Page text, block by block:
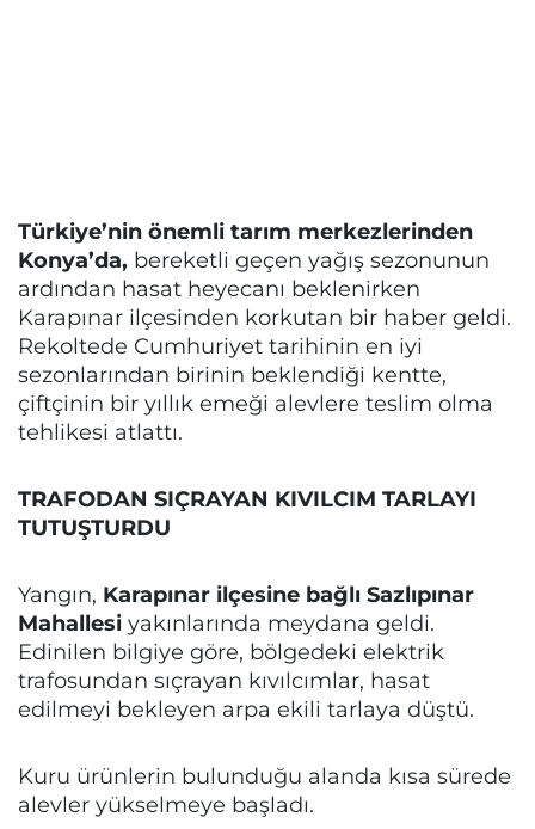
Türkiye’nin önemli tarım merkezlerinden
Konya’da, bereketli geçen yağış sezonunun
ardından hasat heyecanı beklenirken
Karapınar ilçesinden korkutan bir haber geldi.
Rekoltede Cumhuriyet tarihinin en iyi
sezonlarından birinin beklendiği kentte,
çiftçinin bir yıllık emeği alevlere teslim olma
tehlikesi atlattı.
TRAFODAN SIÇRAYAN KIVILCIM TARLAYI
TUTUŞTURDU
Yangın, Karapınar ilçesine bağlı Sazlıpınar
Mahallesi yakınlarında meydana geldi.
Edinilen bilgiye göre, bölgedeki elektrik
trafosundan sıçrayan kıvılcımlar, hasat
edilmeyi bekleyen arpa ekili tarlaya düştü.
Kuru ürünlerin bulunduğu alanda kısa sürede
alevler yükselmeye başladı.